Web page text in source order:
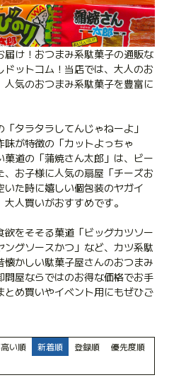
け！おつまみ系駄菓子の通販な
ットコム！当店では、大人のお
気のおつまみ系駄菓子を豊富に
タラタラしてんじゃねーよ」
が特徴の「カットよっちゃ
道の「蒲焼さん太郎」は、ビー
お子様に人気の扇屋「チーズお
た時に嬉しい個包装のヤガイ
人買いがおすすめです。
をそそる菓道「ビッグカツソー
グソースかつ」など、カツ系駄
かしい駄菓子屋さんのおつまみ
屋ならではのお得な価格でお手
め買いやイベント用にもぜひご
い順 新着順 登録順
優先度順